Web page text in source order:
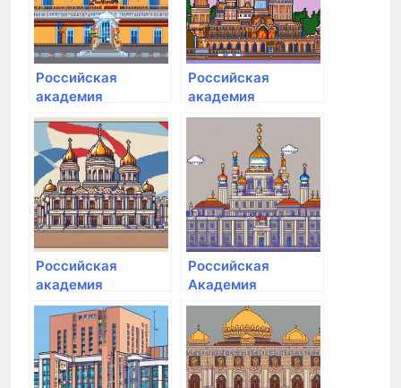
Российская
академия
народного
хозяйства и
государственной
службы при
Президенте РФ
Российская
академия
народного
хозяйства и
государственной
службы при
Президенте РФ
Российская
академия
народного
хозяйства и
государственной
службы при
Президенте РФ
Российская
Академия
народного
хозяйства и
Государственной
службы при
Президенте РФ